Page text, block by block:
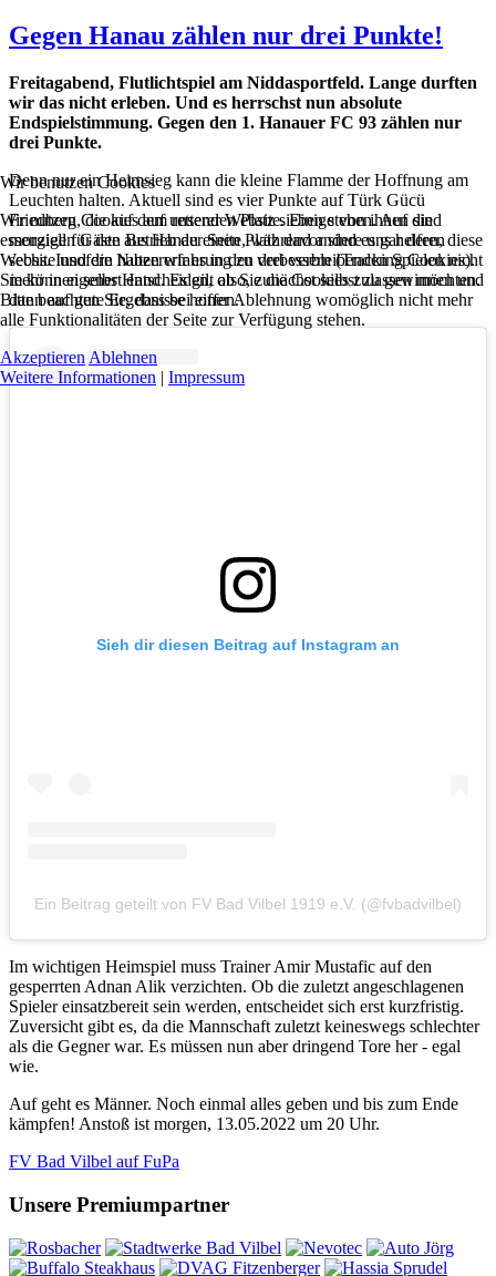
Gegen Hanau zählen nur drei Punkte!
Freitagabend, Flutlichtspiel am Niddasportfeld. Lange durften
wir das nicht erleben. Und es herrschst nun absolute
Endspielstimmung. Gegen den 1. Hanauer FC 93 zählen nur
drei Punkte.
Denn nur ein Heimsieg kann die kleine Flamme der Hoffnung am
Leuchten halten. Aktuell sind es vier Punkte auf Türk Gücü
Friedberg, die auf dem rettenden Platz sieben stehen. Auf die
morgigen Gäste aus Hanau einen Platz davor sind es gar deren
sechs. Insofern haben wir es in den drei verbleibenden Spielen nicht
mehr in eigener Hand. Es gilt also, zunächst selbst zu gewinnen und
dann auf gute Ergebnisse hoffen.
Sieh dir diesen Beitrag auf Instagram an
Ein Beitrag geteilt von FV Bad Vilbel 1919 e.V. (@fvbadvilbel)
Im wichtigen Heimspiel muss Trainer Amir Mustafic auf den
gesperrten Adnan Alik verzichten. Ob die zuletzt angeschlagenen
Spieler einsatzbereit sein werden, entscheidet sich erst kurzfristig.
Zuversicht gibt es, da die Mannschaft zuletzt keineswegs schlechter
als die Gegner war. Es müssen nun aber dringend Tore her - egal
wie.
Auf geht es Männer. Noch einmal alles geben und bis zum Ende
kämpfen! Anstoß ist morgen, 13.05.2022 um 20 Uhr.
FV Bad Vilbel auf FuPa
Unsere Premiumpartner
Wir benutzen Cookies
Wir nutzen Cookies auf unserer Website. Einige von ihnen sind
essenziell für den Betrieb der Seite, während andere uns helfen, diese
Website und die Nutzererfahrung zu verbessern (Tracking Cookies).
Sie können selbst entscheiden, ob Sie die Cookies zulassen möchten.
Bitte beachten Sie, dass bei einer Ablehnung womöglich nicht mehr
alle Funktionalitäten der Seite zur Verfügung stehen.
Akzeptieren Ablehnen
Weitere Informationen | Impressum